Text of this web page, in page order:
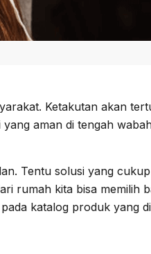
Ketakutan akan
aman di tengah
Tentu solusi yang
rumah kita bisa memilih
katalog produk yang